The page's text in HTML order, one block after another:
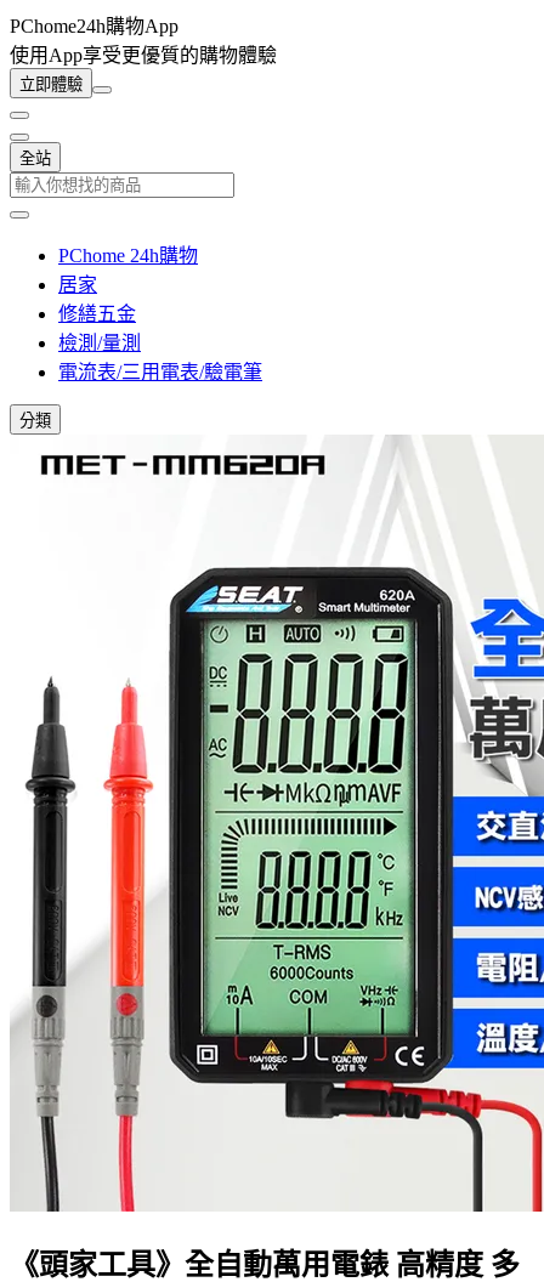
PChome24h購物App
使用App享受更優質的購物體驗
立即體驗
全站
PChome 24h購物
居家
修繕五金
檢測/量測
電流表/三用電表/驗電筆
分類
《頭家工具》全自動萬用電錶 高精度 多